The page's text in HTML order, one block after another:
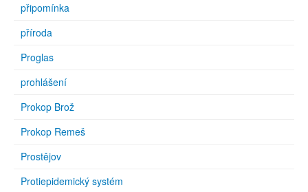
připomínka
příroda
Proglas
prohlášení
Prokop Brož
Prokop Remeš
Prostějov
Protiepidemický systém